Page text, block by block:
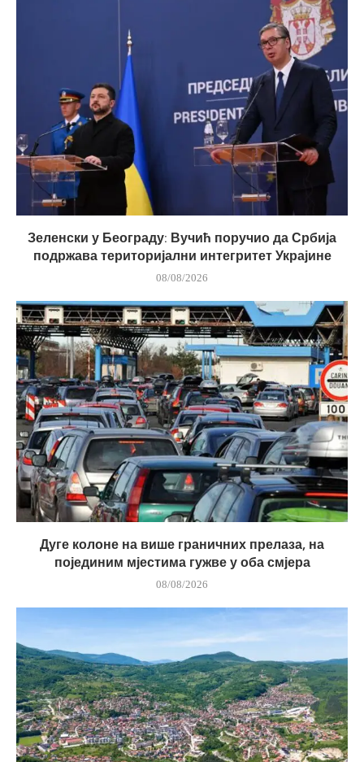
Зеленски у Београду: Вучић поручио да Србија
подржава територијални интегритет Украјине
08/08/2026
Дуге колоне на више граничних прелаза, на
појединим мјестима гужве у оба смјера
08/08/2026